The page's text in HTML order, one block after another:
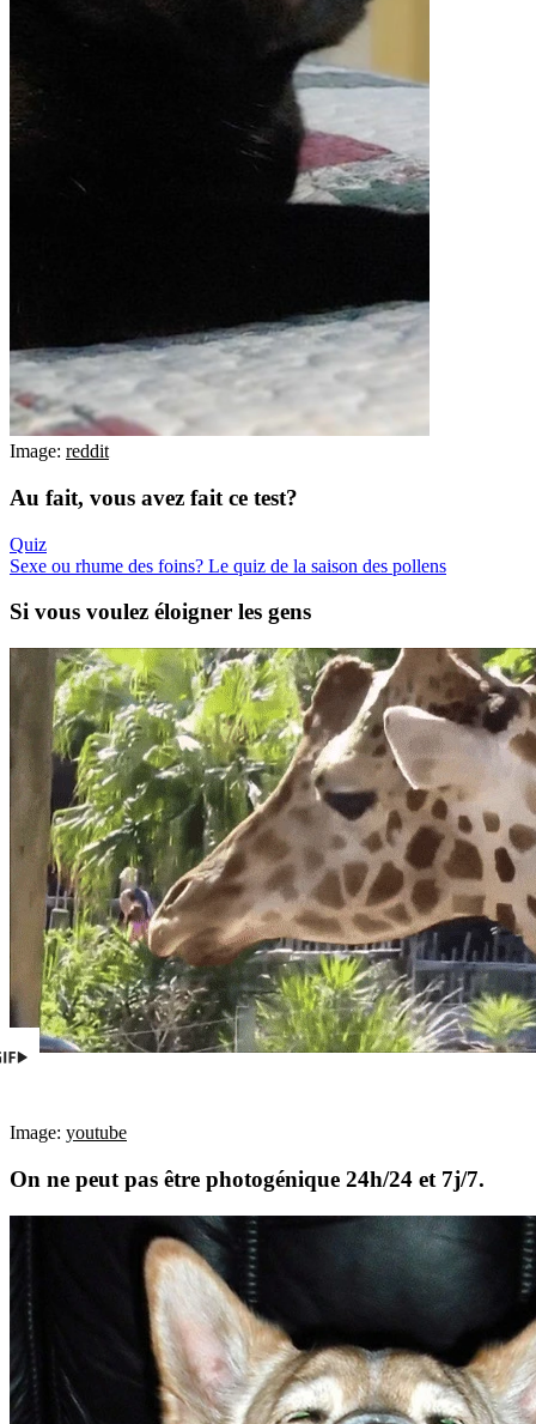
Image: reddit
Au fait, vous avez fait ce test?
Quiz
Sexe ou rhume des foins? Le quiz de la saison des pollens
Si vous voulez éloigner les gens
Image: youtube
On ne peut pas être photogénique 24h/24 et 7j/7.